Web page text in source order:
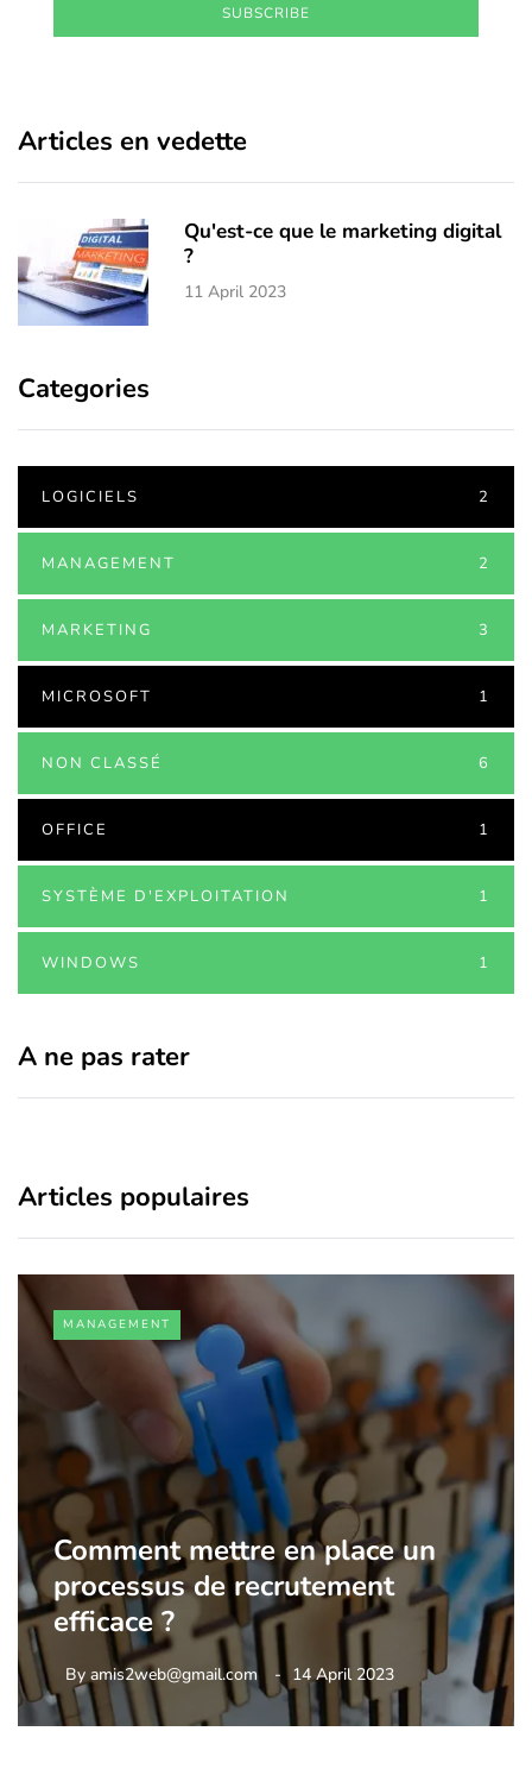
SUBSCRIBE
Articles en vedette
Qu'est-ce que le marketing digital
?
11 April 2023
Categories
LOGICIELS 2
MANAGEMENT 2
MARKETING 3
MICROSOFT 1
NON CLASSÉ 6
OFFICE 1
SYSTÈME D'EXPLOITATION 1
WINDOWS 1
A ne pas rater
Articles populaires
MANAGEMENT
Comment mettre en place un
processus de recrutement
efficace ?
By amis2web@gmail.com 14 April 2023